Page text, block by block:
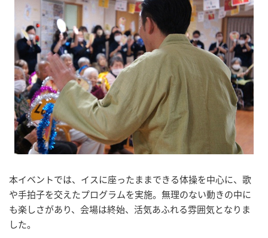
本イベントでは、イスに座ったままできる体操を中心に、歌
や手拍子を交えたプログラムを実施。無理のない動きの中に
も楽しさがあり、会場は終始、活気あふれる雰囲気となりま
した。